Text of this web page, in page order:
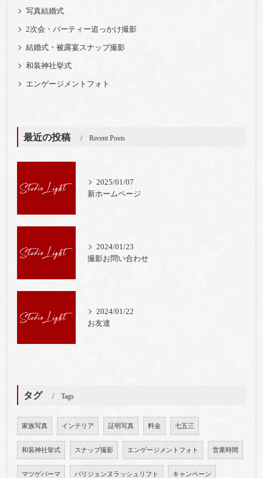
写真結婚式
2次会・パーティー追っかけ撮影
結婚式・被露宴スナップ撮影
和装神社挙式
エンゲージメントフォト
最近の投稿 Recent Posts
2025/01/07
新ホームページ
2024/01/23
撮影お問い合わせ
2024/01/22
お友達
タグ Tags
家族写真 インテリア 証明写真 料金 七五三
和装神社挙式 スナップ撮影 エンゲージメントフォト 営業時間
マツゲパーマ パリジェンヌラッシュリフト キャンペーン